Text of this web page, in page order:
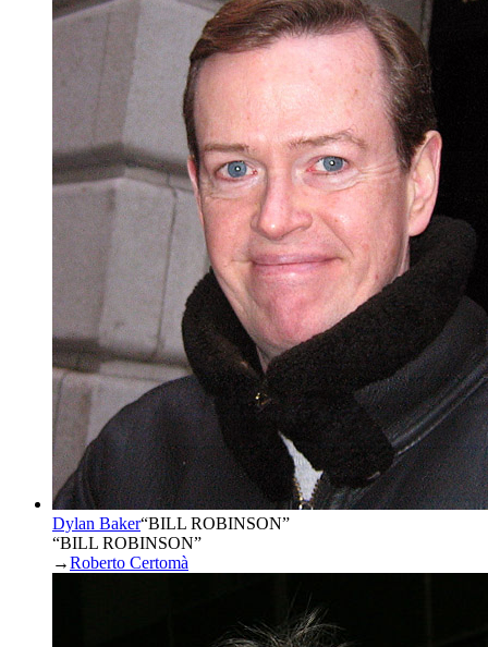
Dylan Baker“BILL ROBINSON”
“BILL ROBINSON”
→Roberto Certomà